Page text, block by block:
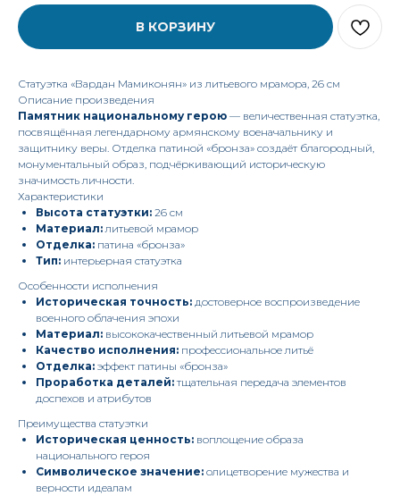
В КОРЗИНУ
Статуэтка «Вардан Мамиконян» из литьевого мрамора, 26 см
Описание произведения
Памятник национальному герою — величественная статуэтка,
посвящённая легендарному армянскому военачальнику и
защитнику веры. Отделка патиной «бронза» создаёт благородный,
монументальный образ, подчёркивающий историческую
значимость личности.
Характеристики
Высота статуэтки: 26 см
Материал:литьевой мрамор
Отделка: патина «бронза»
Тип: интерьерная статуэтка
Особенности исполнения
Историческая точность: достоверное воспроизведение
военного облачения эпохи
Материал: высококачественный литьевой мрамор
Качество исполнения: профессиональное литьё
Отделка: эффект патины «бронза»
Проработка деталей:тщательная передача элементов
доспехов и атрибутов
Преимущества статуэтки
Историческая ценность: воплощение образа
национального героя
Символическое значение: олицетворение мужества и
верности идеалам